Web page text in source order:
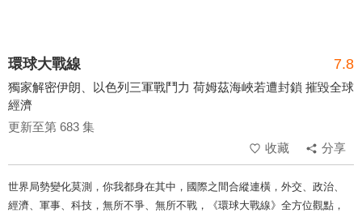
環球大戰線 7.8
獨家解密伊朗、以色列三軍戰鬥力 荷姆茲海峽若遭封鎖 摧毀全球
經濟
更新至第 683 集
收藏
分享
世界局勢變化莫測，你我都身在其中，國際之間合縱連橫，外交、政治、
經濟、軍事、科技，無所不爭、無所不戰，《環球大戰線》全方位觀點，